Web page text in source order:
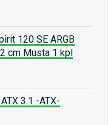
120 SE ARGB
cm Musta 1 kpl
3.1 -ATX-